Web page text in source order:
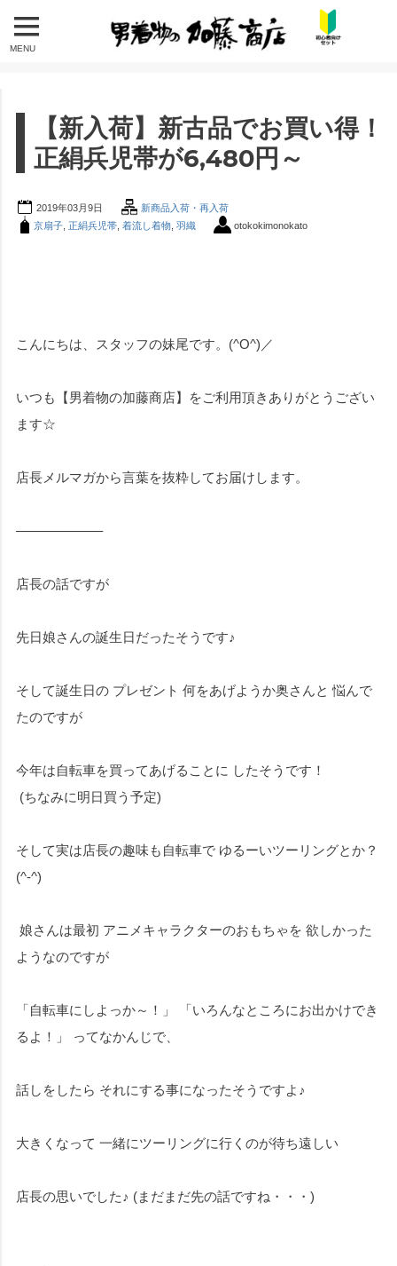
MENU
【新入荷】新古品でお買い得！
正絹兵児帯が6,480円～
2019年03月9日
新商品入荷・再入荷
京扇子, 正絹兵児帯, 着流し着物, 羽織 otokokimonokato
こんにちは、スタッフの妹尾です。(^O^)／
いつも【男着物の加藤商店】をご利用頂きありがとうござい
ます☆
店長メルマガから言葉を抜粋してお届けします。
——————–
店長の話ですが
先日娘さんの誕生日だったそうです♪
そして誕生日の プレゼント 何をあげようか奥さんと 悩んで
たのですが
今年は自転車を買ってあげることに したそうです！
(ちなみに明日買う予定)
そして実は店長の趣味も自転車で ゆるーいツーリングとか？
(^-^)
娘さんは最初 アニメキャラクターのおもちゃを 欲しかった
ようなのですが
「自転車にしよっか～！」 「いろんなところにお出かけでき
るよ！」 ってなかんじで、
話しをしたら それにする事になったそうですよ♪
大きくなって 一緒にツーリングに行くのが待ち遠しい
店長の思いでした♪ (まだまだ先の話ですね・・・)